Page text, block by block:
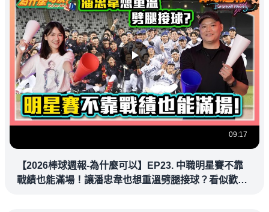
09:17
【2026棒球週報-為什麼可以】EP23. 中職明星賽不靠
戰績也能滿場！讓潘忠韋也想重溫劈腿接球？看似歡樂